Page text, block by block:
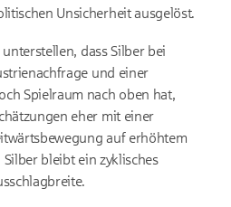
Unsicherheit ausgelöst.
dass Silber bei
und einer
Spielraum nach oben hat,
eher mit einer
auf erhöhtem
bleibt ein zyklisches